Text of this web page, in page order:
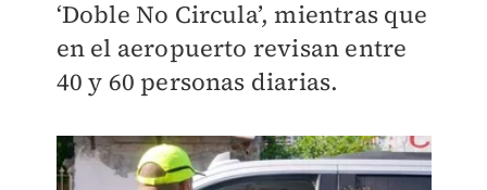
‘Doble No Circula’, mientras que
en el aeropuerto revisan entre
40 y 60 personas diarias.